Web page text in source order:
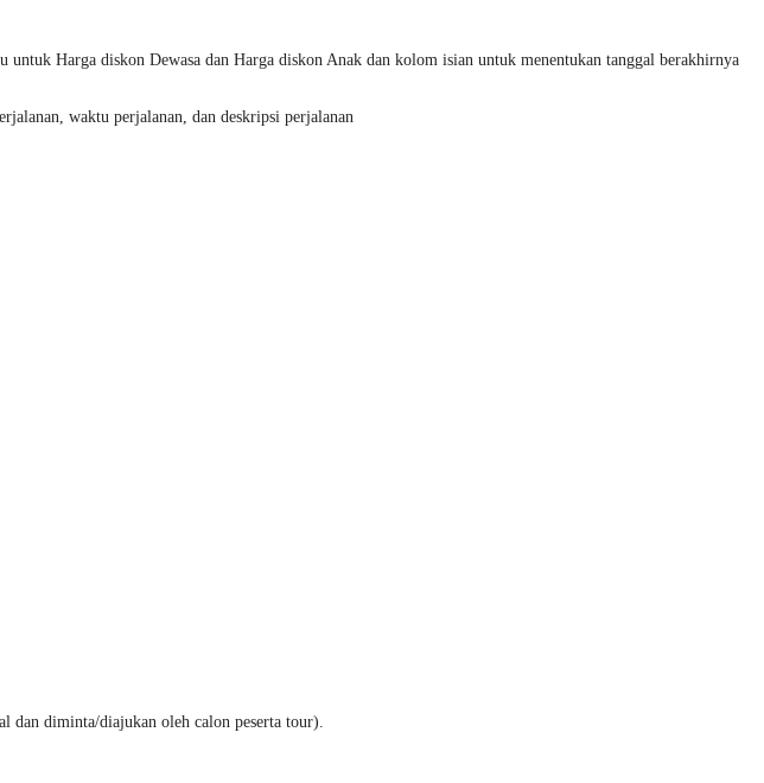
Harga diskon Dewasa dan Harga diskon Anak dan kolom isian untuk menentukan tanggal berakhirnya
waktu perjalanan, dan deskripsi perjalanan
diminta/diajukan oleh calon peserta tour).